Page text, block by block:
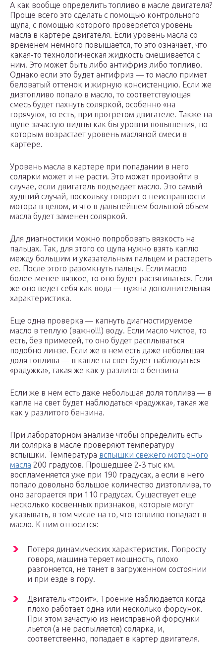
А как вообще определить топливо в масле двигателя?
Проще всего это сделать с помощью контрольного
щупа, с помощью которого проверяется уровень
масла в картере двигателя. Если уровень масла со
временем немного повышается, то это означает, что
какая-то технологическая жидкость смешивается с
ним. Это может быть либо антифриз либо топливо.
Однако если это будет антифриз — то масло примет
беловатый оттенок и жирную консистенцию. Если же
дизтопливо попало в масло, то соответствующая
смесь будет пахнуть соляркой, особенно «на
горячую», то есть, при прогретом двигателе. Также на
щупе зачастую видны как бы уровни повышения, по
которым возрастает уровень масляной смеси в
картере.
Уровень масла в картере при попадании в него
солярки может и не расти. Это может произойти в
случае, если двигатель подъедает масло. Это самый
худший случай, поскольку говорит о неисправности
мотора в целом, и что в дальнейшем большой объем
масла будет заменен соляркой.
Для диагностики можно попробовать вязкость на
пальцах. Так, для этого со щупа нужно взять каплю
между большим и указательным пальцем и растереть
ее. После этого разомкнуть пальцы. Если масло
более-менее вязкое, то оно будет растягиваться. Если
же оно ведет себя как вода — нужна дополнительная
характеристика.
Еще одна проверка — капнуть диагностируемое
масло в теплую (важно!!!) воду. Если масло чистое, то
есть, без примесей, то оно будет расплываться
подобно линзе. Если же в нем есть даже небольшая
доля топлива — в капле на свет будет наблюдаться
«радужка», такая же как у разлитого бензина
Если же в нем есть даже небольшая доля топлива — в
капле на свет будет наблюдаться «радужка», такая же
как у разлитого бензина.
При лабораторном анализе чтобы определить есть
ли солярка в масле проверяют температуру
вспышки. Температура вспышки свежего моторного
масла 200 градусов. Прошедшее 2-3 тыс км.
воспламеняется уже при 190 градусах, а если в него
попало довольно большое количество дизтоплива, то
оно загорается при 110 градусах. Существует еще
несколько косвенных признаков, которые могут
указывать, в том числе на то, что топливо попадает в
масло. К ним относится:
Потеря динамических характеристик. Попросту
говоря, машина теряет мощность, плохо
разгоняется, не тянет в загруженном состоянии
и при езде в гору.
Двигатель «троит». Троение наблюдается когда
плохо работает одна или несколько форсунок.
При этом зачастую из неисправной форсунки
льется (а не распыляется) солярка, и,
соответственно, попадает в картер двигателя.